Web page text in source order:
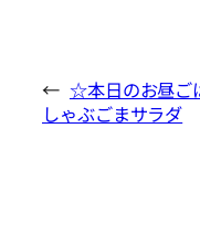
← ☆本日のお昼ご
しゃぶごまサラダ